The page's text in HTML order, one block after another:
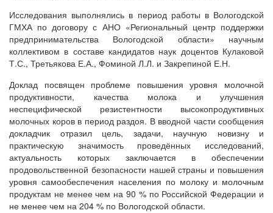
Исследования выполнялись в период работы в Вологодской
ГМХА по договору с АНО «Региональный центр поддержки
предпринимательства Вологодской области» научным
коллективом в составе кандидатов наук доцентов Кулаковой
Т.С., Третьякова Е.А., Фоминой Л.Л. и Закрепиной Е.Н.
Доклад посвящен проблеме повышения уровня молочной
продуктивности, качества молока и улучшения
неспецифической резистентности высокопродуктивных
молочных коров в период раздоя. В вводной части сообщения
докладчик отразил цель, задачи, научную новизну и
практическую значимость проведённых исследований,
актуальность которых заключается в обеспечении
продовольственной безопасности нашей страны и повышения
уровня самообеспечения населения по молоку и молочным
продуктам не менее чем на 90 % по Российской Федерации и
не менее чем на 204 % по Вологодской области.